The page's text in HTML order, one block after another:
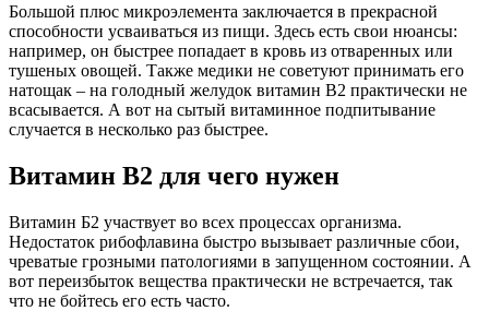
Большой плюс микроэлемента заключается в прекрасной
способности усваиваться из пищи. Здесь есть свои нюансы:
например, он быстрее попадает в кровь из отваренных или
тушеных овощей. Также медики не советуют принимать его
натощак – на голодный желудок витамин В2 практически не
всасывается. А вот на сытый витаминное подпитывание
случается в несколько раз быстрее.
Витамин B2 для чего нужен
Витамин Б2 участвует во всех процессах организма.
Недостаток рибофлавина быстро вызывает различные сбои,
чреватые грозными патологиями в запущенном состоянии. А
вот переизбыток вещества практически не встречается, так
что не бойтесь его есть часто.